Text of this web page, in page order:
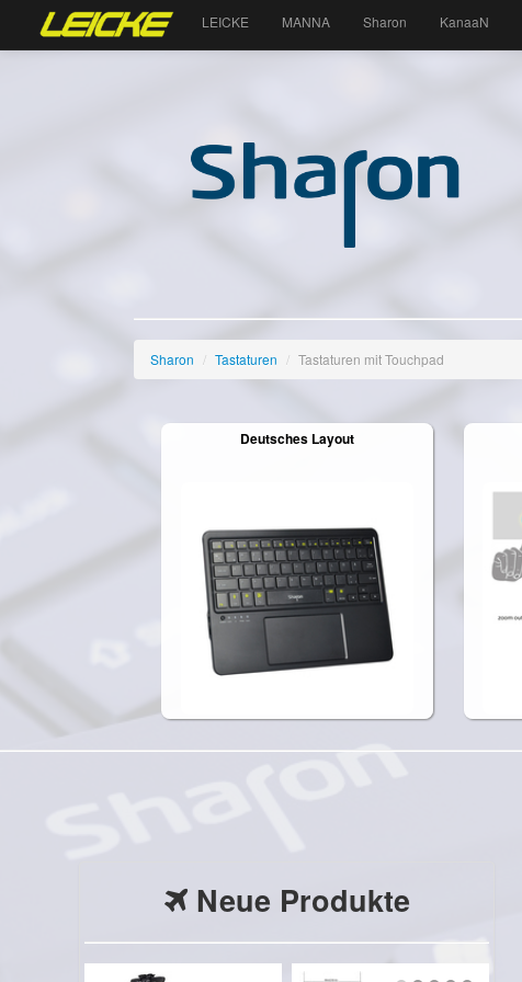
LEICKE MANNA Sharon KanaaN
Sharon / Tastaturen / Tastaturen mit Touchpad
Deutsches Layout
Neue Produkte